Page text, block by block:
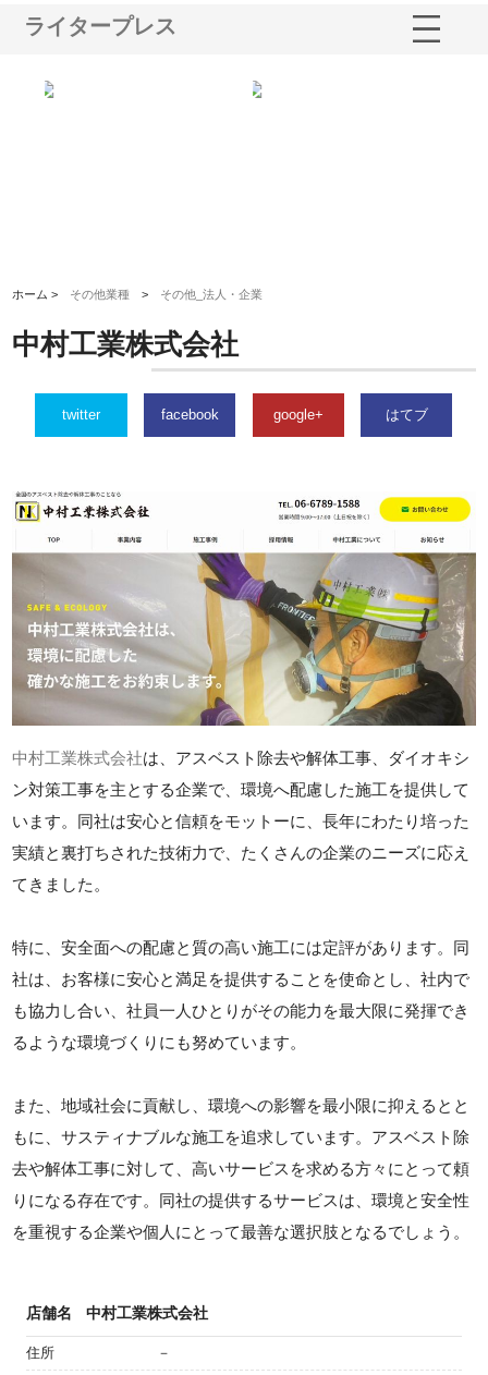
ライタープレス
ホーム > その他業種 > その他_法人・企業
中村工業株式会社
twitter facebook google+ はてブ
中村工業株式会社は、アスベスト除去や解体工事、ダイオキシ
ン対策工事を主とする企業で、環境へ配慮した施工を提供して
います。同社は安心と信頼をモットーに、長年にわたり培った
実績と裏打ちされた技術力で、たくさんの企業のニーズに応え
てきました。
特に、安全面への配慮と質の高い施工には定評があります。同
社は、お客様に安心と満足を提供することを使命とし、社内で
も協力し合い、社員一人ひとりがその能力を最大限に発揮でき
るような環境づくりにも努めています。
また、地域社会に貢献し、環境への影響を最小限に抑えるとと
もに、サスティナブルな施工を追求しています。アスベスト除
去や解体工事に対して、高いサービスを求める方々にとって頼
りになる存在です。同社の提供するサービスは、環境と安全性
を重視する企業や個人にとって最善な選択肢となるでしょう。
店舗名 中村工業株式会社
住所 －